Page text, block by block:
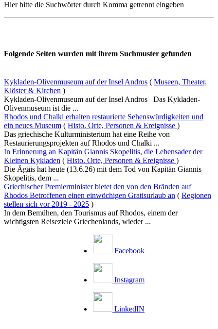
Hier bitte die Suchwörter durch Komma getrennt eingeben
Folgende Seiten wurden mit ihrem Suchmuster gefunden
Kykladen-Olivenmuseum auf der Insel Andros ( Museen, Theater,
Klöster & Kirchen )
Kykladen-Olivenmuseum auf der Insel Andros Das Kykladen-
Olivenmuseum ist die ...
Rhodos und Chalki erhalten restaurierte Sehenswürdigkeiten und
ein neues Museum ( Histo. Orte, Personen & Ereignisse )
Das griechische Kulturministerium hat eine Reihe von
Restaurierungsprojekten auf Rhodos und Chalki ...
In Erinnerung an Kapitän Giannis Skopelitis, die Lebensader der
Kleinen Kykladen ( Histo. Orte, Personen & Ereignisse )
Die Ägäis hat heute (13.6.26) mit dem Tod von Kapitän Giannis
Skopelitis, dem ...
Griechischer Premierminister bietet den von den Bränden auf
Rhodos Betroffenen einen einwöchigen Gratisurlaub an ( Regionen
stellen sich vor 2019 - 2025 )
In dem Bemühen, den Tourismus auf Rhodos, einem der
wichtigsten Reiseziele Griechenlands, wieder ...
Facebook
Instagram
LinkedIN